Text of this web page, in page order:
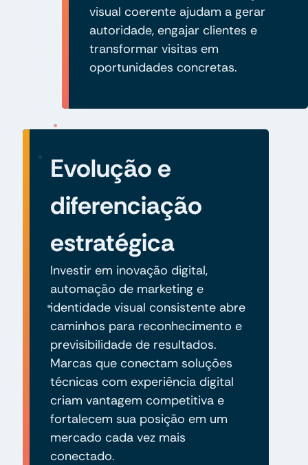
visual coerente ajudam a gerar
autoridade, engajar clientes e
transformar visitas em
oportunidades concretas.
Evolução e
diferenciação
estratégica
Investir em inovação digital,
automação de marketing e
identidade visual consistente abre
caminhos para reconhecimento e
previsibilidade de resultados.
Marcas que conectam soluções
técnicas com experiência digital
criam vantagem competitiva e
fortalecem sua posição em um
mercado cada vez mais
conectado.